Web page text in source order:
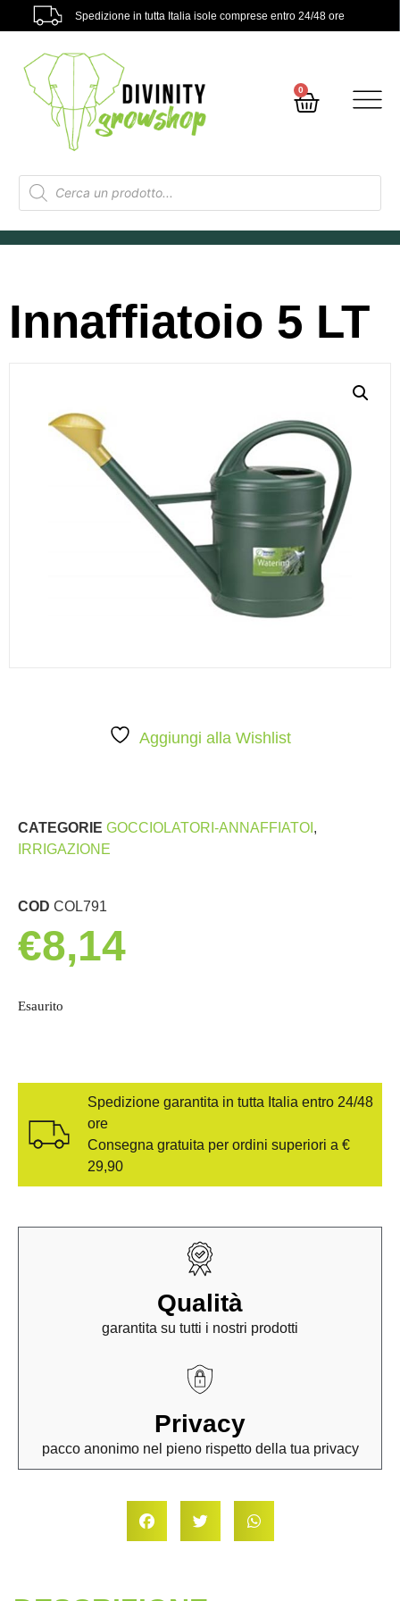
Spedizione in tutta Italia isole comprese entro 24/48 ore
0
Innaffiatoio 5 LT
Aggiungi alla Wishlist
CATEGORIE GOCCIOLATORI-ANNAFFIATOI ,
IRRIGAZIONE
COD COL791
€8,14
Esaurito
Spedizione garantita in tutta Italia entro 24/48
ore
Consegna gratuita per ordini superiori a €
29,90
Qualità
garantita su tutti i nostri prodotti
Privacy
pacco anonimo nel pieno rispetto della tua privacy